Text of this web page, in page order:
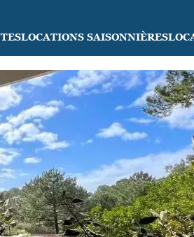
LOCATIONS SAISONNIÈRES